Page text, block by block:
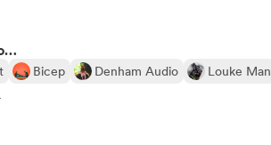
Bicep Denham Audio
Louke Man